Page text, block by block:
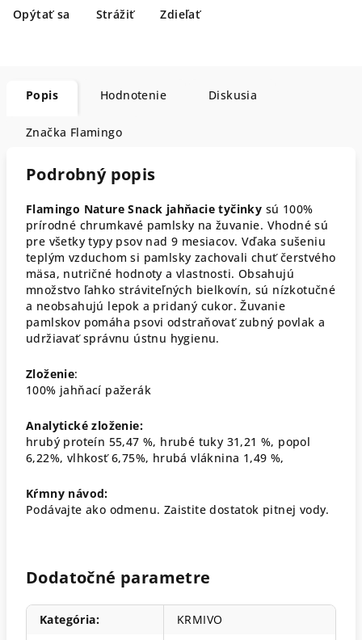
Opýtať sa Strážiť Zdieľať
Popis Hodnotenie Diskusia
Značka Flamingo
Podrobný popis
Flamingo Nature Snack jahňacie tyčinky sú 100%
prírodné chrumkavé pamlsky na žuvanie. Vhodné sú
pre všetky typy psov nad 9 mesiacov. Vďaka sušeniu
teplým vzduchom si pamlsky zachovali chuť čerstvého
mäsa, nutričné hodnoty a vlastnosti. Obsahujú
množstvo ľahko stráviteľných bielkovín, sú nízkotučné
a neobsahujú lepok a pridaný cukor. Žuvanie
pamlskov pomáha psovi odstraňovať zubný povlak a
udržiavať správnu ústnu hygienu.
Zloženie:
100% jahňací pažerák
Analytické zloženie:
hrubý proteín 55,47 %, hrubé tuky 31,21 %, popol
6,22%, vlhkosť 6,75%, hrubá vláknina 1,49 %,
Kŕmny návod:
Podávajte ako odmenu. Zaistite dostatok pitnej vody.
Dodatočné parametre
Kategória: KRMIVO